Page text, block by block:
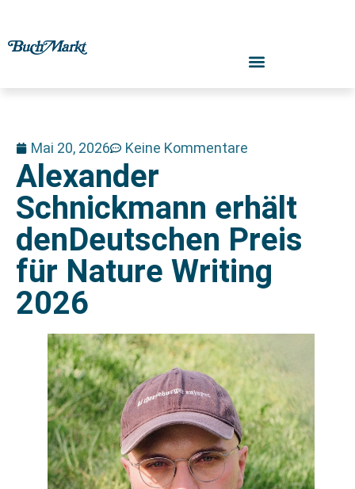
Mai 20, 2026 Keine Kommentare
Alexander
Schnickmann erhält
denDeutschen Preis
für Nature Writing
2026